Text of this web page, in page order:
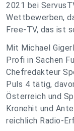
2021 bei
Wettbewerben,
Free-TV, das ist
Mit Michael
Profi in Sachen
Chefredakteur
Puls 4 tätig,
Österreich und
Kronehit und
reichlich Radio-